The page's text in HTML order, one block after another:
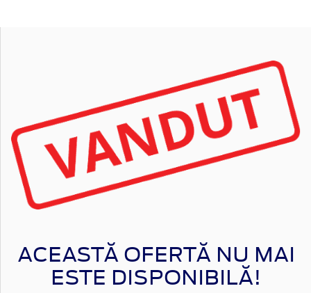
ACEASTĂ OFERTĂ NU MAI
ESTE DISPONIBILĂ!